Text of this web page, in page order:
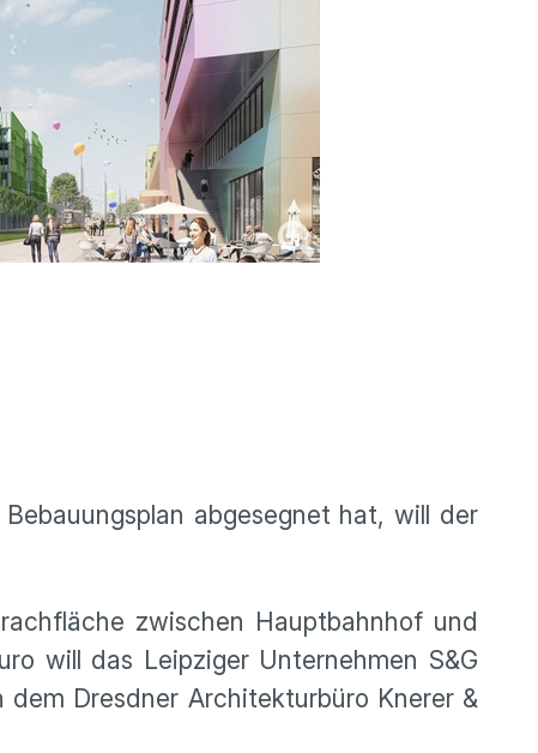
abgesegnet hat, will der
zwischen Hauptbahnhof und
will das Leipziger Unternehmen S&G
Dresdner Architekturbüro Knerer &